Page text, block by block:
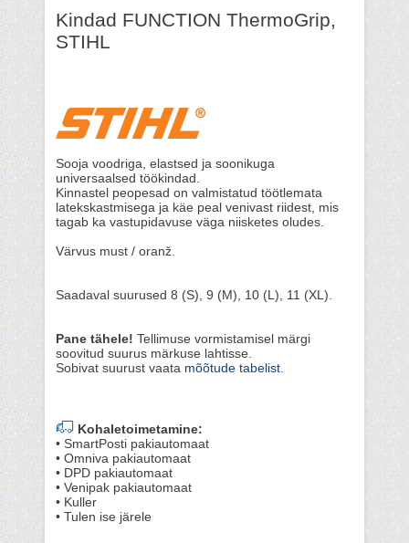
Kindad FUNCTION ThermoGrip,
STIHL
Sooja voodriga, elastsed ja soonikuga
universaalsed töökindad.
Kinnastel peopesad on valmistatud töötlemata
latekskastmisega ja käe peal venivast riidest, mis
tagab ka vastupidavuse väga niisketes oludes.
Värvus must / oranž.
Saadaval suurused 8 (S), 9 (M), 10 (L), 11 (XL).
Pane tähele! Tellimuse vormistamisel märgi
soovitud suurus märkuse lahtisse.
Sobivat suurust vaata mõõtude tabelist.
Kohaletoimetamine:
• SmartPosti pakiautomaat
• Omniva pakiautomaat
• DPD pakiautomaat
• Venipak pakiautomaat
• Kuller
• Tulen ise järele